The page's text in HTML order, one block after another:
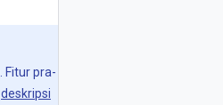
. Fitur pra-
deskripsi